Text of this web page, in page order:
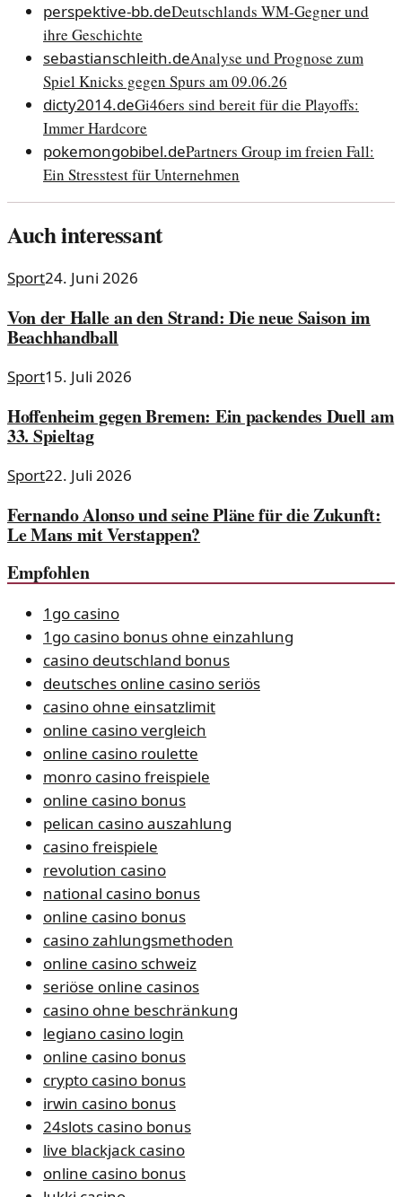
perspektive-bb.deDeutschlands WM-Gegner und
ihre Geschichte
sebastianschleith.deAnalyse und Prognose zum
Spiel Knicks gegen Spurs am 09.06.26
dicty2014.deGi46ers sind bereit für die Playoffs:
Immer Hardcore
pokemongobibel.dePartners Group im freien Fall:
Ein Stresstest für Unternehmen
Auch interessant
Sport24. Juni 2026
Von der Halle an den Strand: Die neue Saison im
Beachhandball
Sport15. Juli 2026
Hoffenheim gegen Bremen: Ein packendes Duell am
33. Spieltag
Sport22. Juli 2026
Fernando Alonso und seine Pläne für die Zukunft:
Le Mans mit Verstappen?
Empfohlen
1go casino
1go casino bonus ohne einzahlung
casino deutschland bonus
deutsches online casino seriös
casino ohne einsatzlimit
online casino vergleich
online casino roulette
monro casino freispiele
online casino bonus
pelican casino auszahlung
casino freispiele
revolution casino
national casino bonus
online casino bonus
casino zahlungsmethoden
online casino schweiz
seriöse online casinos
casino ohne beschränkung
legiano casino login
online casino bonus
crypto casino bonus
irwin casino bonus
24slots casino bonus
live blackjack casino
online casino bonus